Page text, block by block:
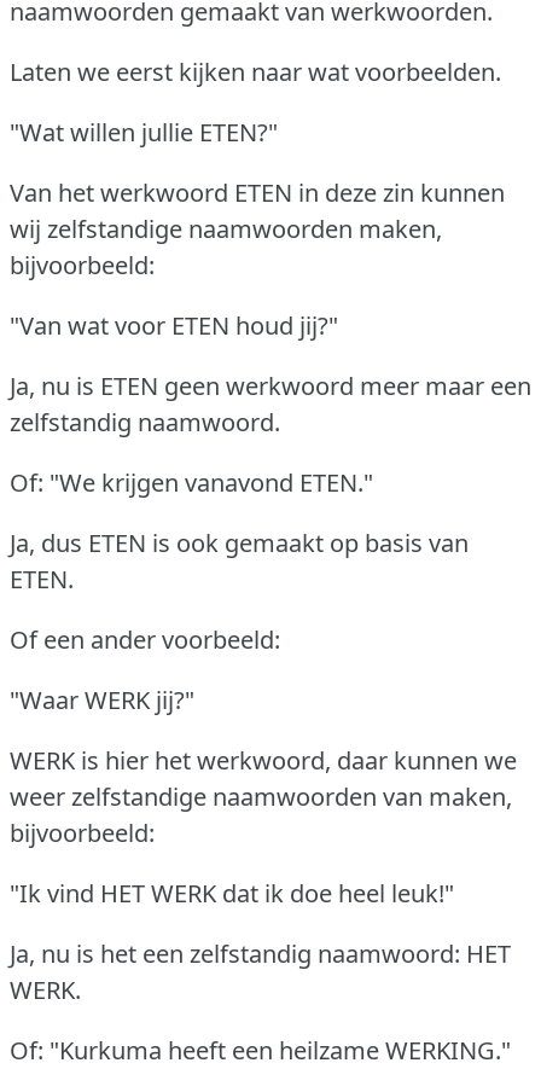
naamwoorden gemaakt van werkwoorden.
Laten we eerst kijken naar wat voorbeelden.
"Wat willen jullie ETEN?"
Van het werkwoord ETEN in deze zin kunnen
wij zelfstandige naamwoorden maken,
bijvoorbeeld:
"Van wat voor ETEN houd jij?"
Ja, nu is ETEN geen werkwoord meer maar een
zelfstandig naamwoord.
Of: "We krijgen vanavond ETEN."
Ja, dus ETEN is ook gemaakt op basis van
ETEN.
Of een ander voorbeeld:
"Waar WERK jij?"
WERK is hier het werkwoord, daar kunnen we
weer zelfstandige naamwoorden van maken,
bijvoorbeeld:
"Ik vind HET WERK dat ik doe heel leuk!"
Ja, nu is het een zelfstandig naamwoord: HET
WERK.
Of: "Kurkuma heeft een heilzame WERKING."